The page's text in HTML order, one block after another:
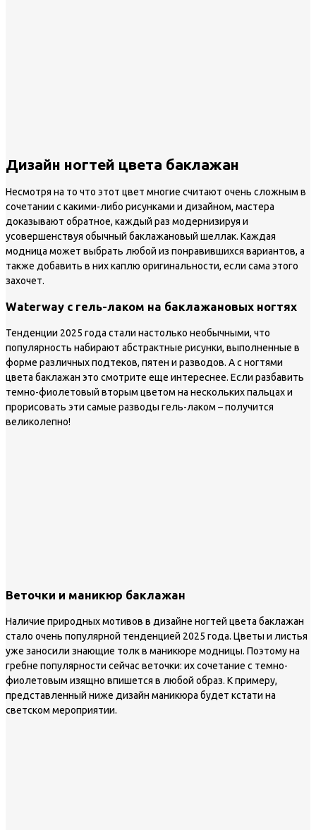
Дизайн ногтей цвета баклажан
Несмотря на то что этот цвет многие считают очень сложным в
сочетании с какими-либо рисунками и дизайном, мастера
доказывают обратное, каждый раз модернизируя и
усовершенствуя обычный баклажановый шеллак. Каждая
модница может выбрать любой из понравившихся вариантов, а
также добавить в них каплю оригинальности, если сама этого
захочет.
Waterway с гель-лаком на баклажановых ногтях
Тенденции 2025 года стали настолько необычными, что
популярность набирают абстрактные рисунки, выполненные в
форме различных подтеков, пятен и разводов. А с ногтями
цвета баклажан это смотрите еще интереснее. Если разбавить
темно-фиолетовый вторым цветом на нескольких пальцах и
прорисовать эти самые разводы гель-лаком – получится
великолепно!
Веточки и маникюр баклажан
Наличие природных мотивов в дизайне ногтей цвета баклажан
стало очень популярной тенденцией 2025 года. Цветы и листья
уже заносили знающие толк в маникюре модницы. Поэтому на
гребне популярности сейчас веточки: их сочетание с темно-
фиолетовым изящно впишется в любой образ. К примеру,
представленный ниже дизайн маникюра будет кстати на
светском мероприятии.